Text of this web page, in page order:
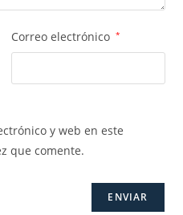
Correo electrónico *
y web en este
que comente.